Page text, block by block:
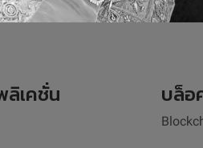
ลิเคชั่น บล็อ